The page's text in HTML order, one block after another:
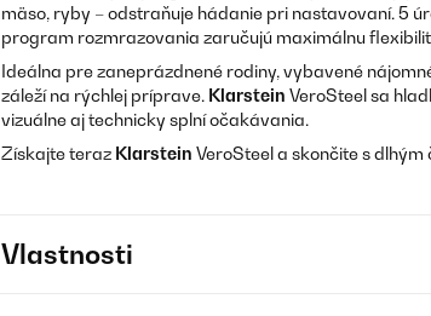
mäso, ryby – odstraňuje hádanie pri nastavovaní. 5
program rozmrazovania zaručujú maximálnu
Ideálna pre zaneprázdnené rodiny, vybavené
záleží na rýchlej príprave. Klarstein VeroSteel sa
vizuálne aj technicky splní očakávania.
Získajte teraz Klarstein VeroSteel a skončite s
Vlastnosti